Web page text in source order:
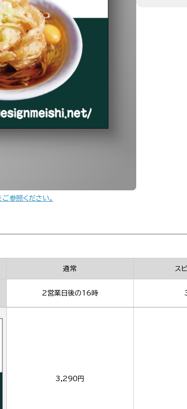
参照ください。
通常 ス
2営業日後の16時
3,290円